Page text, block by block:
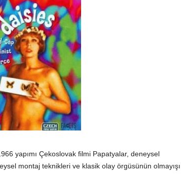
yapımı Çekoslovak filmi Papatyalar, deneysel
montaj teknikleri ve klasik olay örgüsünün olmayışı